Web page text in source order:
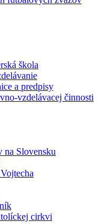
škola
a predpisy
vzdelávacej činnosti
na Slovensku
cirkvi